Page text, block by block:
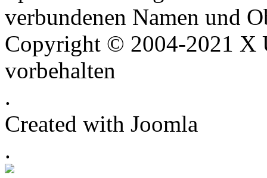
verbundenen Namen und
Copyright © 2004-2021 X
vorbehalten
.
Created with Joomla
.